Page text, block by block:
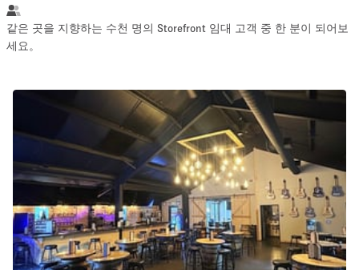
Photo
Shooting
Conference Meeting Office Shop Share
공간 유형
같은 곳을 지향하는 수천 명의 Storefront 임대 고객 중 한 분이 되어보
세요。